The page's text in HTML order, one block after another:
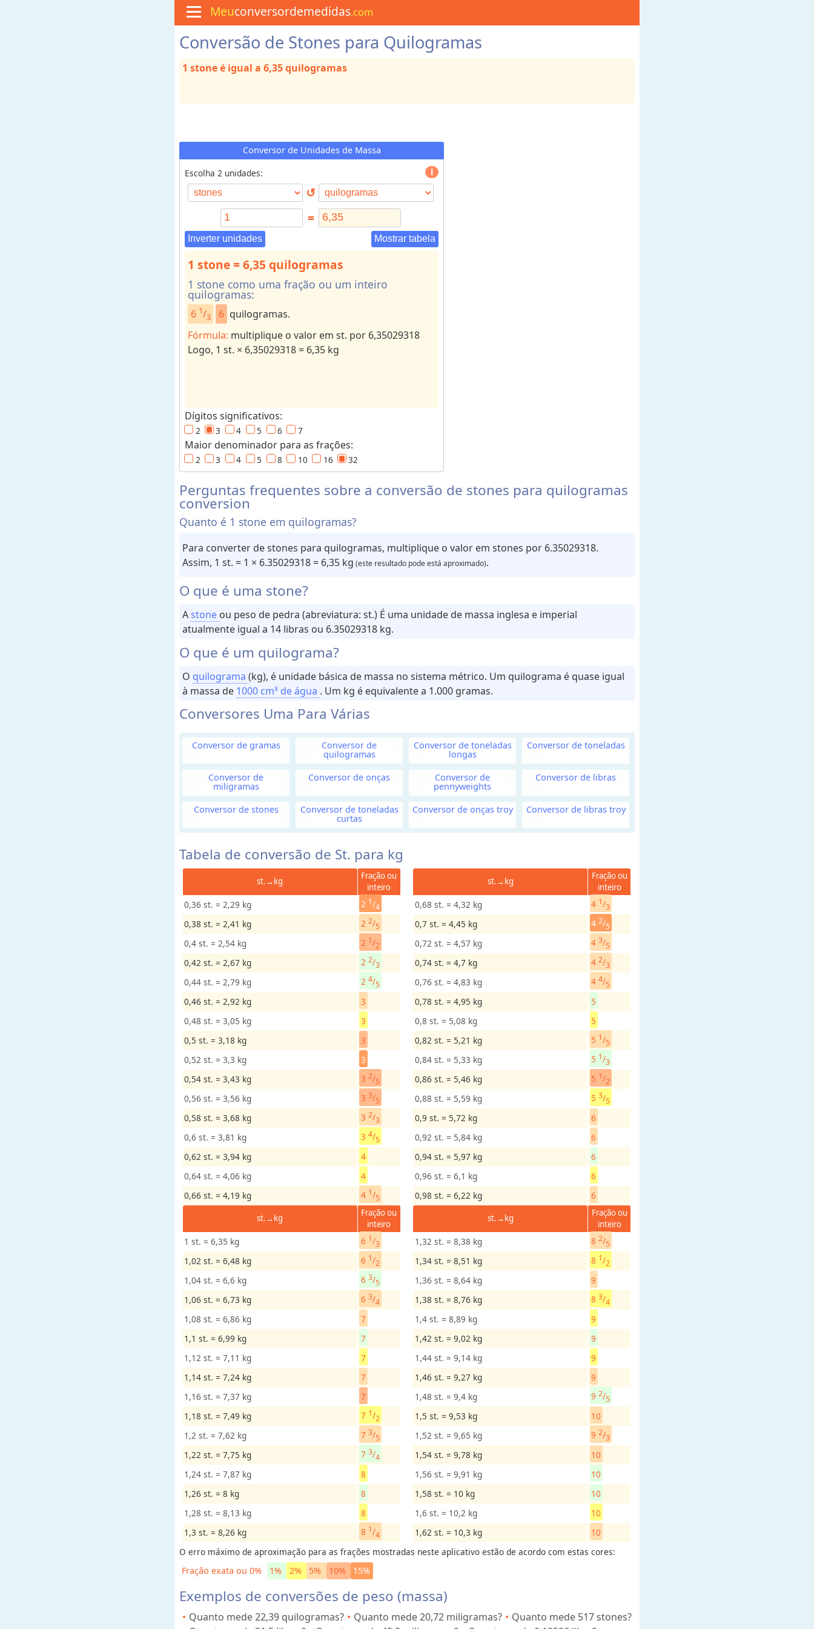
Meuconversordemedidas.com
Conversão de Stones para Quilogramas
1 stone é igual a 6,35 quilogramas
Conversor de Unidades de Massa
Escolha 2 unidades:
↺
=
Inverter unidades Mostrar tabela
1 stone = 6,35 quilogramas
1 stone como uma fração ou um inteiro
quilogramas:
6 1/3 6 quilogramas.
Fórmula: multiplique o valor em st. por 6,35029318
Logo, 1 st. × 6,35029318 = 6,35 kg
Dígitos significativos:
2 3 4 5 6 7
Maior denominador para as frações:
2 3 4 5 8 10 16 32
Perguntas frequentes sobre a conversão de stones para quilogramas
conversion
Quanto é 1 stone em quilogramas?
Para converter de stones para quilogramas, multiplique o valor em stones por 6.35029318.
Assim, 1 st. = 1 × 6.35029318 = 6,35 kg (este resultado pode está aproximado).
O que é uma stone?
Astone ou peso de pedra (abreviatura: st.) É uma unidade de massa inglesa e imperial
atualmente igual a 14 libras ou 6.35029318 kg.
O que é um quilograma?
O quilograma (kg), é unidade básica de massa no sistema métrico. Um quilograma é quase igual
à massa de 1000 cm³ de água . Um kg é equivalente a 1.000 gramas.
Conversores Uma Para Várias
Conversor de gramas Conversor de
quilogramas
Conversor de toneladas
longas
Conversor de toneladas
Conversor de
miligramas
Conversor de onças Conversor de
pennyweights
Conversor de libras
Conversor de stones Conversor de toneladas
curtas
Conversor de onças troy Conversor de libras troy
Tabela de conversão de St. para kg
st.→kg
Fração ou
inteiro
0,36 st. = 2,29 kg 2 1/4
0,38 st. = 2,41 kg 22/5
0,4 st. = 2,54 kg 2 1/2
0,42 st. = 2,67 kg 22/3
0,44 st. = 2,79 kg 24/5
0,46 st. = 2,92 kg
3
0,48 st. = 3,05 kg
3
0,5 st. = 3,18 kg
3
0,52 st. = 3,3 kg
3
0,54 st. = 3,43 kg
32/5
0,56 st. = 3,56 kg 33/5
0,58 st. = 3,68 kg 32/3
0,6 st. = 3,81 kg 34/5
0,62 st. = 3,94 kg
4
0,64 st. = 4,06 kg
4
0,66 st. = 4,19 kg
4 1/5
st.→kg
Fração ou
inteiro
0,68 st. = 4,32 kg 4 1/3
0,7 st. = 4,45 kg 42/5
0,72 st. = 4,57 kg 43/5
0,74 st. = 4,7 kg 42/3
0,76 st. = 4,83 kg 44/5
0,78 st. = 4,95 kg
5
0,8 st. = 5,08 kg
5
0,82 st. = 5,21 kg
5 1/5
0,84 st. = 5,33 kg 5 1/3
0,86 st. = 5,46 kg 5 1/2
0,88 st. = 5,59 kg 53/5
0,9 st. = 5,72 kg
6
0,92 st. = 5,84 kg
6
0,94 st. = 5,97 kg
6
0,96 st. = 6,1 kg
6
0,98 st. = 6,22 kg
6
st.→kg
Fração ou
inteiro
1 st. = 6,35 kg 6 1/3
1,02 st. = 6,48 kg 6 1/2
1,04 st. = 6,6 kg 63/5
1,06 st. = 6,73 kg 63/4
1,08 st. = 6,86 kg
7
1,1 st. = 6,99 kg
7
1,12 st. = 7,11 kg
7
1,14 st. = 7,24 kg
7
1,16 st. = 7,37 kg
7
1,18 st. = 7,49 kg
7 1/2
1,2 st. = 7,62 kg 73/5
1,22 st. = 7,75 kg 73/4
1,24 st. = 7,87 kg
8
1,26 st. = 8 kg
8
1,28 st. = 8,13 kg
8
1,3 st. = 8,26 kg
8 1/4
st.→kg
Fração ou
inteiro
1,32 st. = 8,38 kg 82/5
1,34 st. = 8,51 kg 8 1/2
1,36 st. = 8,64 kg
9
1,38 st. = 8,76 kg
83/4
1,4 st. = 8,89 kg
9
1,42 st. = 9,02 kg
9
1,44 st. = 9,14 kg
9
1,46 st. = 9,27 kg
9
1,48 st. = 9,4 kg
92/5
1,5 st. = 9,53 kg
10
1,52 st. = 9,65 kg
92/3
1,54 st. = 9,78 kg
10
1,56 st. = 9,91 kg
10
1,58 st. = 10 kg
10
1,6 st. = 10,2 kg
10
1,62 st. = 10,3 kg
10
O erro máximo de aproximação para as frações mostradas neste aplicativo estão de acordo com estas cores:
Fração exata ou 0%
1% 2% 5% 10% 15%
Exemplos de conversões de peso (massa)
Quanto mede 22,39 quilogramas? Quanto mede 20,72 miligramas?
Quanto mede 517 stones?